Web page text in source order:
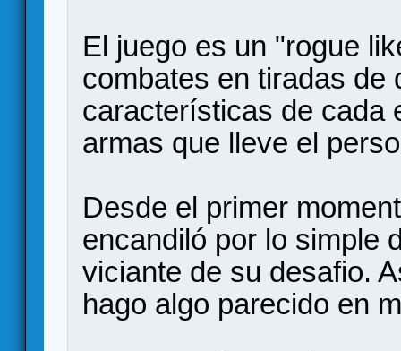
El juego es un "rogue
combates en tiradas de
características de cada
armas que lleve el
Desde el primer
encandiló por lo simple
viciante de su desafio.
hago algo parecido en